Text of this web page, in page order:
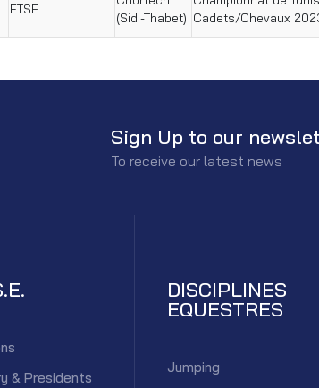
FTSE
(Sidi-Thabet) Cadets/Chevaux
Sign Up to our
To receive our latest news
& Presidents
DISCIPLINES
EQUESTRES
Jumping